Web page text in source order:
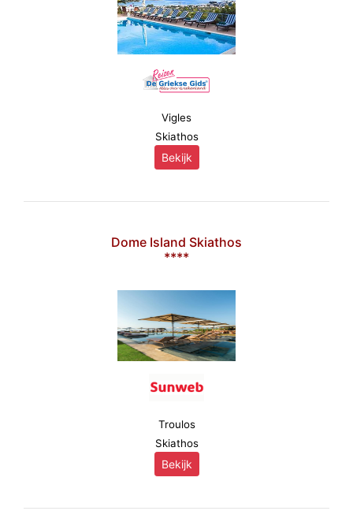
Vigles
Skiathos
Bekijk
Dome Island Skiathos
****
Troulos
Skiathos
Bekijk